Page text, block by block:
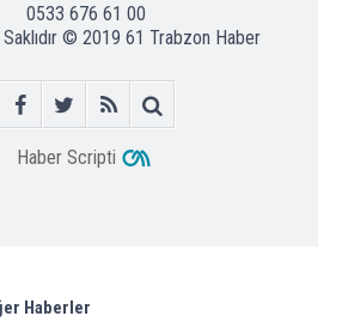
0533 676 61 00
© 2019 61 Trabzon Haber
Haber Scripti
Haberler